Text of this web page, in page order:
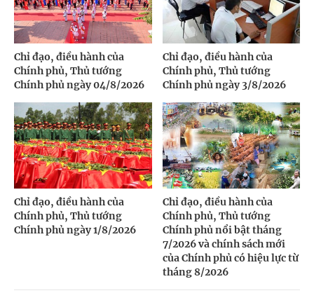
Chỉ đạo, điều hành của
Chính phủ, Thủ tướng
Chính phủ ngày 04/8/2026
Chỉ đạo, điều hành của
Chính phủ, Thủ tướng
Chính phủ ngày 3/8/2026
Chỉ đạo, điều hành của
Chính phủ, Thủ tướng
Chính phủ ngày 1/8/2026
Chỉ đạo, điều hành của
Chính phủ, Thủ tướng
Chính phủ nổi bật tháng
7/2026 và chính sách mới
của Chính phủ có hiệu lực từ
tháng 8/2026